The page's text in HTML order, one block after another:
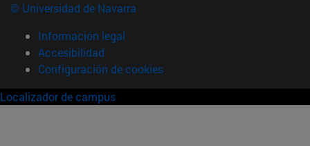
© Universidad de Navarra
Información legal
Accesibilidad
Configuración de cookies
Localizador de campus